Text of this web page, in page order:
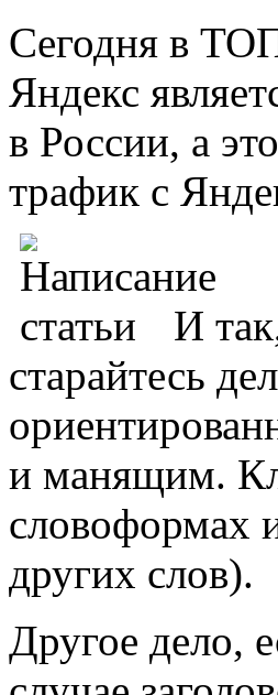
Сегодня в
Яндекс
в России, а
трафик с
И
старайтесь
и манящим.
словоформах
других слов).
Другое дело,